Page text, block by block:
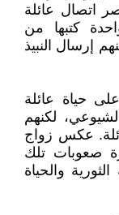
اتصال عائلة
كتبها من
إرسال النبيذ
حياة عائلة
لكنهم
عكس زواج
صعوبات تلك
والحياة